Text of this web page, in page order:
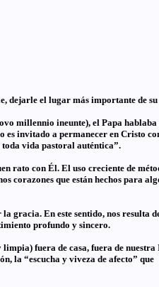
dejarle el lugar más importante de
millennio ineunte), el Papa hablaba
es invitado a permanecer en Cristo
toda vida pastoral auténtica”.
rato con Él. El uso creciente de
corazones que están hechos para
gracia. En este sentido, nos resulta
profundo y sincero.
fuera de casa, fuera de nuestra
la “escucha y viveza de afecto” que